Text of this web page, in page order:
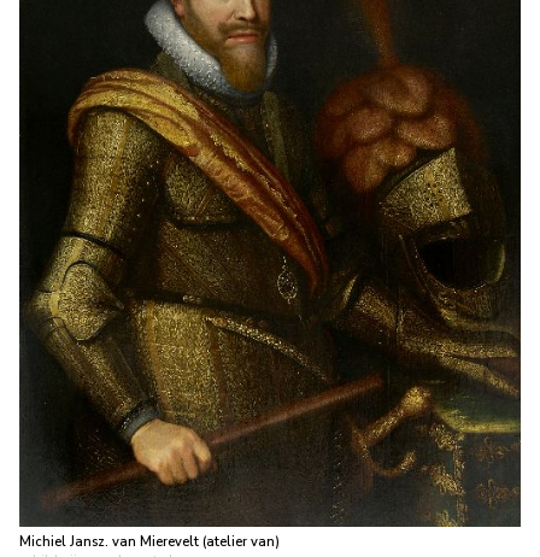
Michiel Jansz. van Mierevelt (atelier van)